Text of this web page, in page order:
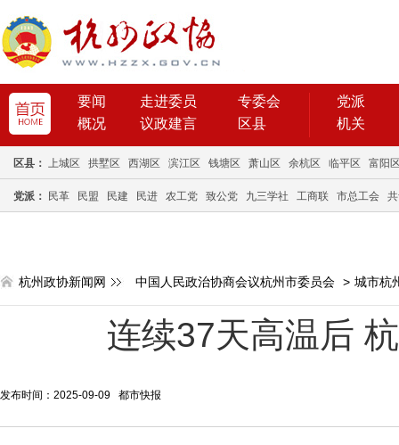
要闻 走进委员
专委会
概况
议政建言 区县
党派
机关
区县： 上城区 拱墅区 西湖区 滨江区 钱塘区 萧山区 余杭区 临平区 富阳
党派： 民革 民盟 民建 民进 农工党 致公党 九三学社 工商联 市总工会
杭州政协新闻网 中国人民政治协商会议杭州市委员会 > 城市杭
连续37天高温后
发布时间：2025-09-09 都市快报